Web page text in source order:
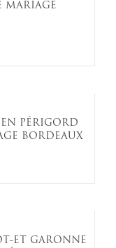
MARIAGE
PÉRIGORD
BORDEAUX
ET GARONNE